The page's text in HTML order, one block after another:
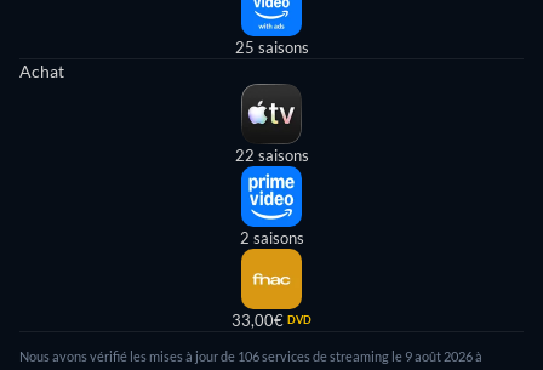
25 saisons
Achat
22 saisons
2 saisons
33,00€ DVD
Nous avons vérifié les mises à jour de 106services de streaming le 9 août 2026à